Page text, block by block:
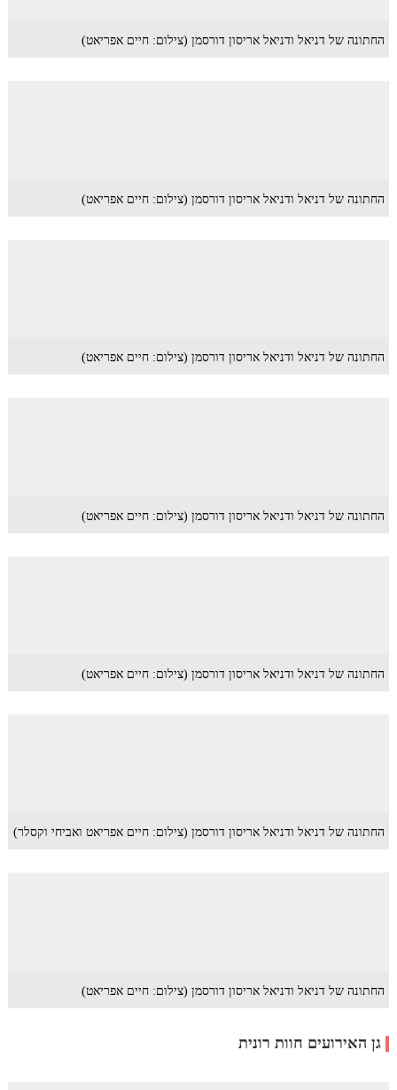
החתונה של דניאל ודניאל אריסון דורסמן (צילום: חיים אפריאט)
החתונה של דניאל ודניאל אריסון דורסמן (צילום: חיים אפריאט)
החתונה של דניאל ודניאל אריסון דורסמן (צילום: חיים אפריאט)
החתונה של דניאל ודניאל אריסון דורסמן (צילום: חיים אפריאט)
החתונה של דניאל ודניאל אריסון דורסמן (צילום: חיים אפריאט)
החתונה של דניאל ודניאל אריסון דורסמן (צילום: חיים אפריאט ואביחי וקסלר)
החתונה של דניאל ודניאל אריסון דורסמן (צילום: חיים אפריאט)
גן האירועים חוות רונית